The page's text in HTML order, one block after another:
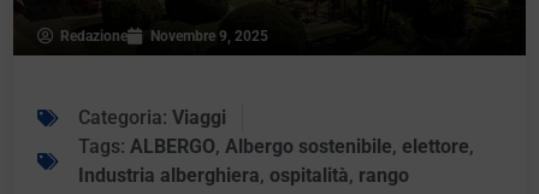
Redazione Novembre 9, 2025
Categoria: Viaggi
Tags: ALBERGO, Albergo sostenibile, elettore,
Industria alberghiera,ospitalità, rango